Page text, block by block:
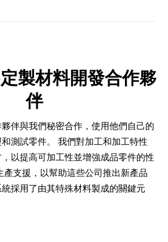
製材料開發合作夥
伴
伴與我們秘密合作，使用他們自己的
測試零件。 我們對加工和加工特性
以提高可加工性並增強成品零件的性
產支援，以幫助這些公司推出新產品
採用了由其特殊材料製成的關鍵元